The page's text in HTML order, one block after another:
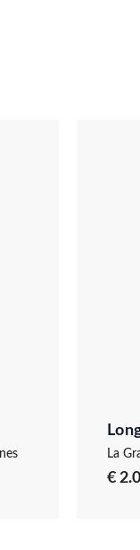
La
€